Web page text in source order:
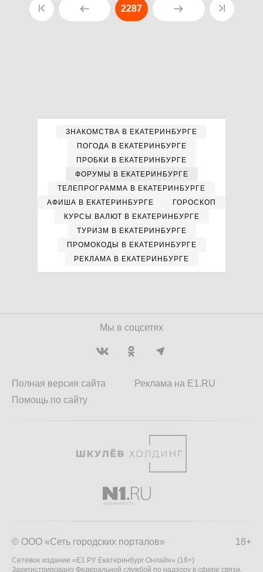
2287
ЗНАКОМСТВА В ЕКАТЕРИНБУРГЕ
ПОГОДА В ЕКАТЕРИНБУРГЕ
ПРОБКИ В ЕКАТЕРИНБУРГЕ
ФОРУМЫ В ЕКАТЕРИНБУРГЕ
ТЕЛЕПРОГРАММА В ЕКАТЕРИНБУРГЕ
АФИША В ЕКАТЕРИНБУРГЕ
ГОРОСКОП
КУРСЫ ВАЛЮТ В ЕКАТЕРИНБУРГЕ
ТУРИЗМ В ЕКАТЕРИНБУРГЕ
ПРОМОКОДЫ В ЕКАТЕРИНБУРГЕ
РЕКЛАМА В ЕКАТЕРИНБУРГЕ
Мы в соцсетях
Полная версия сайта
Помощь по сайту
Реклама на E1.RU
18+
© ООО «Сеть городских порталов»
Сетевое издание «Е1.РУ Екатеринбург Онлайн» (18+)
Зарегистрировано Федеральной службой по надзору в сфере связи,